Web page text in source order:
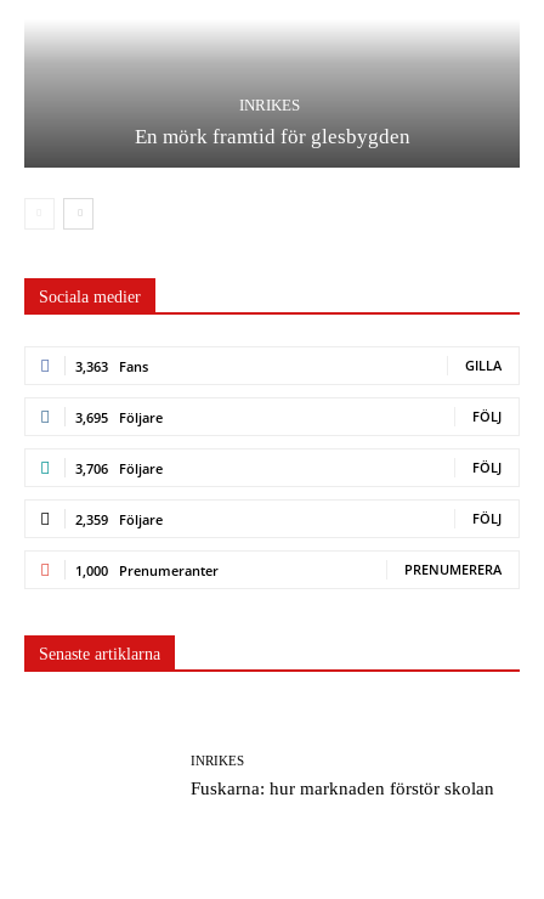
INRIKES
En mörk framtid för glesbygden
Sociala medier
3,363 Fans GILLA
3,695 Följare FÖLJ
3,706 Följare FÖLJ
2,359 Följare FÖLJ
1,000 Prenumeranter PRENUMERERA
Senaste artiklarna
INRIKES
Fuskarna: hur marknaden förstör skolan